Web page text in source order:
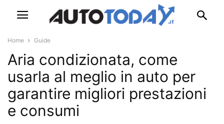
Home Guide
Aria condizionata, come
usarla al meglio in auto per
garantire migliori prestazioni
e consumi